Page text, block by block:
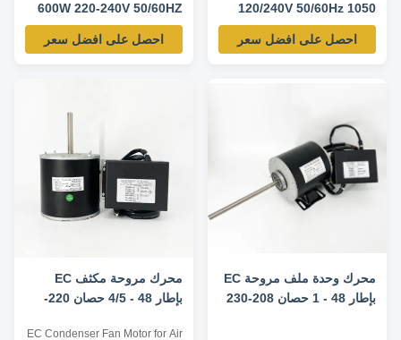
120/240V 50/60Hz 1050
RPM
احصل على افضل سعر
600W 220-240V 50/60HZ
925RPM
احصل على افضل سعر
محرك وحدة ملف مروحة EC
بإطار 48 - 1 حصان 208-230
محرك مروحة مكثف EC
بإطار 48 - 4/5 حصان 220-
EC Condenser Fan Motor for Air